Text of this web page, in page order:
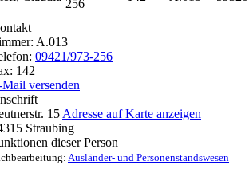
256
A.013
09421/973-256
142
versenden
15 Adresse auf Karte anzeigen
Straubing
dieser Person
: Ausländer- und Personenstandswesen